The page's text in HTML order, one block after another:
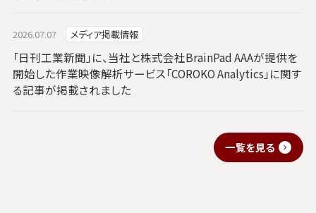
2026.07.07 メディア掲載情報
「日刊工業新聞」に、当社と株式会社BrainPad AAAが提供を
開始した作業映像解析サービス「COROKO Analytics」に関す
る記事が掲載されました
一覧を見る